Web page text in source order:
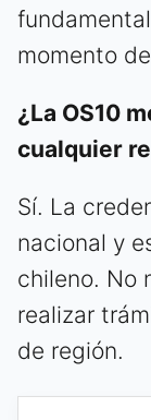
momento
¿La OS10
cualquier
Sí. La
nacional y
chileno. No
realizar
de región.